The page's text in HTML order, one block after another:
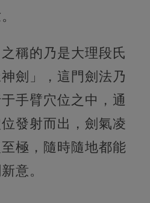
稱的乃是大理段氏
劍」，這門劍法乃
手臂穴位之中，通
發射而出，劍氣凌
極，隨時隨地都能
意。